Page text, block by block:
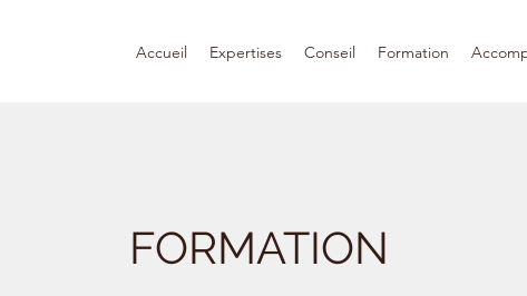
Accueil Expertises Conseil Formation
FORMATION